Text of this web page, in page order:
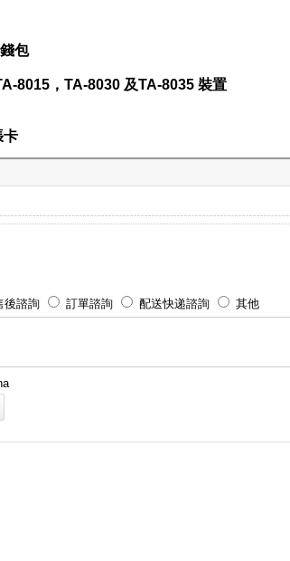
包
8015，TA-8030 及TA-8035 裝置
卡
後諮詢 訂單諮詢 配送快递諮詢
其他